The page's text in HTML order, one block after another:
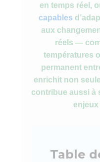
en temps réel,
capables
aux
réels —
températures
permanent
enrichit non
contribue aussi à
Table